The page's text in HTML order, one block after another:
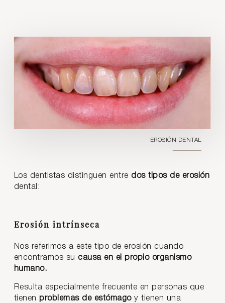
EROSIÓN DENTAL
Los dentistas distinguen entre dos tipos de erosión
dental:
Erosión intrínseca
Nos referimos a este tipo de erosión cuando
encontramos su causa en el propio organismo
humano.
Resulta especialmente frecuente en personas que
tienen problemas de estómagoy tienen una